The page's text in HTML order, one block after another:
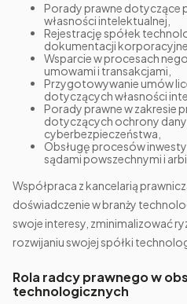
Porady prawne dotyczące
własności intelektualnej,
Rejestrację spółek
dokumentacji
Wsparcie w procesach
umowami i transakcjami,
Przygotowywanie umów
dotyczących własności
Porady prawne w zakresie
dotyczących ochrony
cyberbezpieczeństwa,
Obsługę procesów
sądami powszechnymi i
Współpraca z kancelarią
doświadczenie w branży
swoje interesy, zminimalizować
rozwijaniu swojej spółki
Rola radcy prawnego w
technologicznych